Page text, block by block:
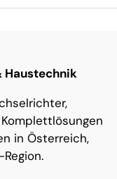
Haustechnik
in Österreich,